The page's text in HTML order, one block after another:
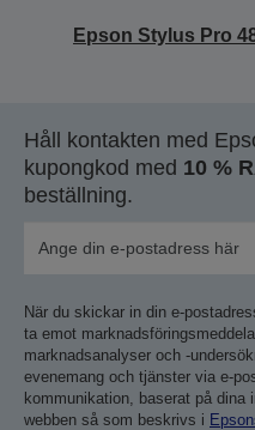
Epson Stylus Pro
Håll kontakten med
kupongkod med 10 %
beställning.
När du skickar in din e-
ta emot
marknadsanalyser och -
evenemang och tjänster via e-
kommunikation, baserat på dina
webben så som beskrivs i